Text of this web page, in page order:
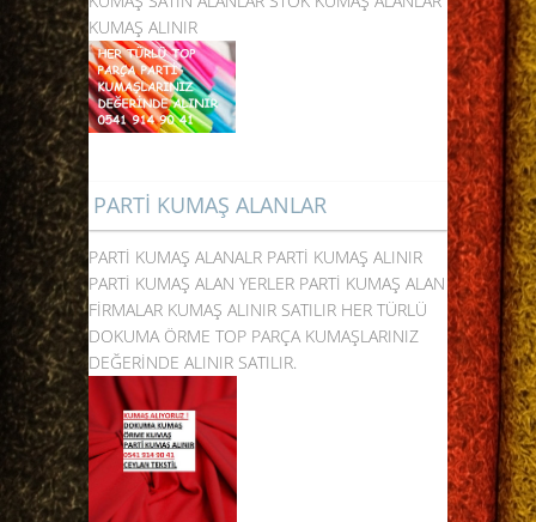
KUMAŞ ALINIR
PARTİ KUMAŞ ALANLAR
PARTİ KUMAŞ ALANALR PARTİ KUMAŞ ALINIR
PARTİ KUMAŞ ALAN YERLER PARTİ KUMAŞ ALAN
FİRMALAR KUMAŞ ALINIR SATILIR HER TÜRLÜ
DOKUMA ÖRME TOP PARÇA KUMAŞLARINIZ
DEĞERİNDE ALINIR SATILIR.